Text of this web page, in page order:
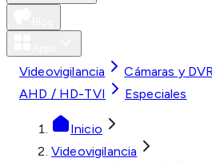
Videovigilancia
Cámaras y
AHD / HD-TVI
Especiales
Inicio
Videovigilancia